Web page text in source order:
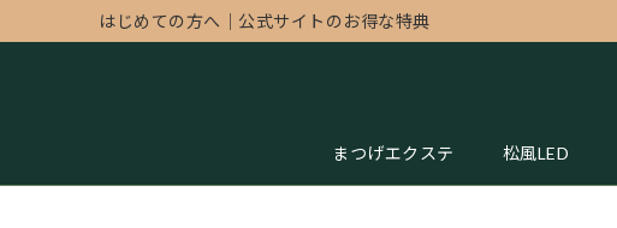
はじめての方へ 公式サイトのお得な特典
まつげエクステ 松風LED